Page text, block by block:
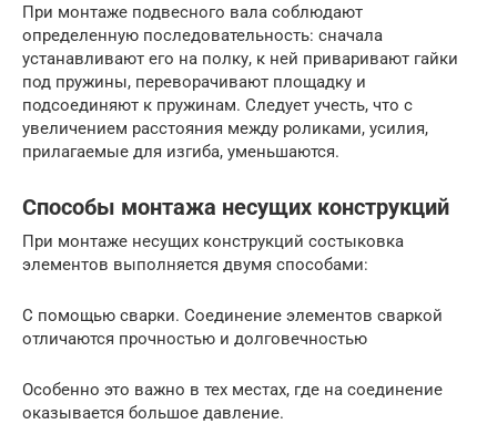
При монтаже подвесного вала соблюдают
определенную последовательность: сначала
устанавливают его на полку, к ней приваривают гайки
под пружины, переворачивают площадку и
подсоединяют к пружинам. Следует учесть, что с
увеличением расстояния между роликами, усилия,
прилагаемые для изгиба, уменьшаются.
Способы монтажа несущих конструкций
При монтаже несущих конструкций состыковка
элементов выполняется двумя способами:
С помощью сварки. Соединение элементов сваркой
отличаются прочностью и долговечностью
Особенно это важно в тех местах, где на соединение
оказывается большое давление.